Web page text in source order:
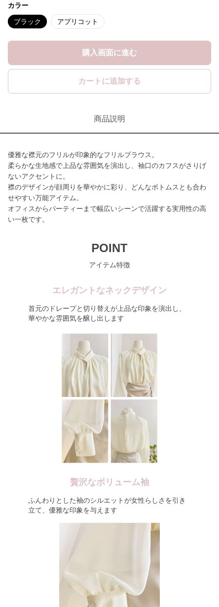
カラー
ブラック アプリコット
購入画面に進む
カートに追加する
商品説明
優雅な襟元のフリルが印象的なフリルブラウス。
柔らかな生地感で上品な雰囲気を演出し、袖口のカフスがさりげ
ないアクセントに。
襟のデザインが顔周りを華やかに彩り、どんなボトムスとも合わ
せやすい万能アイテム。
オフィスからパーティーまで幅広いシーンで活躍する実用性の高
い一枚です。
POINT
アイテム特徴
エレガントなネックデザイン
首元のドレープと切り替えが上品な印象を演出し、
華やかな雰囲気を醸し出します
贅沢なボリューム袖
ふんわりとした袖のシルエットが女性らしさを引き
立て、優雅な印象を与えます